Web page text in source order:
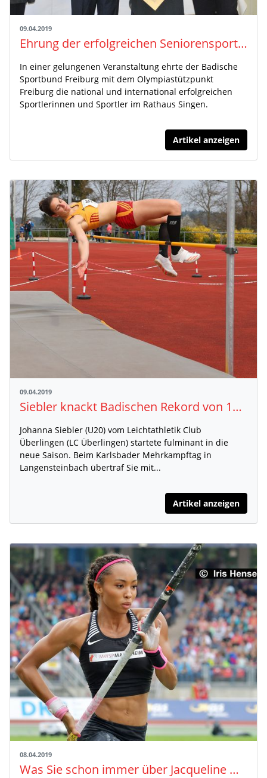
09.04.2019
Ehrung der erfolgreichen Seniorensportler in Singen
In einer gelungenen Veranstaltung ehrte der Badische
Sportbund Freiburg mit dem Olympiastützpunkt
Freiburg die national und international erfolgreichen
Sportlerinnen und Sportler im Rathaus Singen.
Artikel anzeigen
09.04.2019
Siebler knackt Badischen Rekord von 1987
Johanna Siebler (U20) vom Leichtathletik Club
Überlingen (LC Überlingen) startete fulminant in die
neue Saison. Beim Karlsbader Mehrkampftag in
Langensteinbach übertraf Sie mit...
Artikel anzeigen
08.04.2019
Was Sie schon immer über Jacqueline Otchere wissen wollten........ leichtathletik.de die Interview-Serie